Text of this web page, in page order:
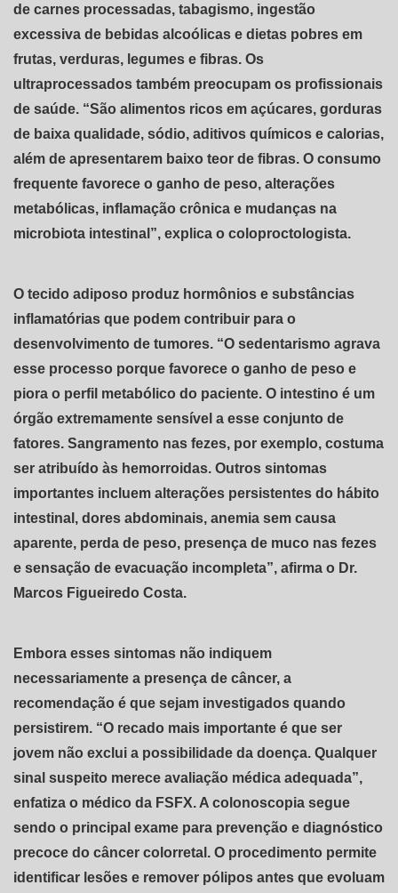
de carnes processadas, tabagismo, ingestão
excessiva de bebidas alcoólicas e dietas pobres em
frutas, verduras, legumes e fibras. Os
ultraprocessados também preocupam os profissionais
de saúde. “São alimentos ricos em açúcares, gorduras
de baixa qualidade, sódio, aditivos químicos e calorias,
além de apresentarem baixo teor de fibras. O consumo
frequente favorece o ganho de peso, alterações
metabólicas, inflamação crônica e mudanças na
microbiota intestinal”, explica o coloproctologista.
O tecido adiposo produz hormônios e substâncias
inflamatórias que podem contribuir para o
desenvolvimento de tumores. “O sedentarismo agrava
esse processo porque favorece o ganho de peso e
piora o perfil metabólico do paciente. O intestino é um
órgão extremamente sensível a esse conjunto de
fatores. Sangramento nas fezes, por exemplo, costuma
ser atribuído às hemorroidas. Outros sintomas
importantes incluem alterações persistentes do hábito
intestinal, dores abdominais, anemia sem causa
aparente, perda de peso, presença de muco nas fezes
e sensação de evacuação incompleta”, afirma o Dr.
Marcos Figueiredo Costa.
Embora esses sintomas não indiquem
necessariamente a presença de câncer, a
recomendação é que sejam investigados quando
persistirem. “O recado mais importante é que ser
jovem não exclui a possibilidade da doença. Qualquer
sinal suspeito merece avaliação médica adequada”,
enfatiza o médico da FSFX. A colonoscopia segue
sendo o principal exame para prevenção e diagnóstico
precoce do câncer colorretal. O procedimento permite
identificar lesões e remover pólipos antes que evoluam